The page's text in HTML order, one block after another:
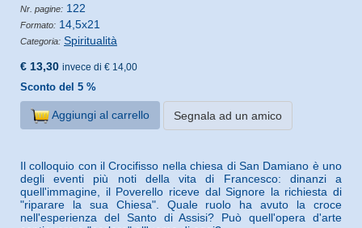
Nr. pagine: 122
Formato: 14,5x21
Categoria: Spiritualità
€ 13,30 invece di € 14,00
Sconto del 5 %
Aggiungi al carrello Segnala ad un amico
Il colloquio con il Crocifisso nella chiesa di San Damiano è uno
degli eventi più noti della vita di Francesco: dinanzi a
quell'immagine, il Poverello riceve dal Signore la richiesta di
"riparare la sua Chiesa". Quale ruolo ha avuto la croce
nell'esperienza del Santo di Assisi? Può quell'opera d'arte